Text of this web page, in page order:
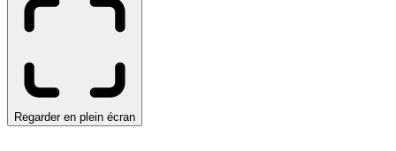
Regarder en plein écran